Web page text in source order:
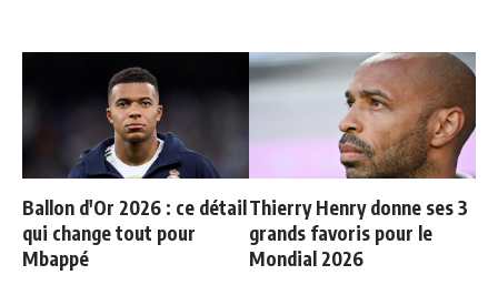
Ballon d'Or 2026 : ce détail
qui change tout pour
Mbappé
Thierry Henry donne ses 3
grands favoris pour le
Mondial 2026